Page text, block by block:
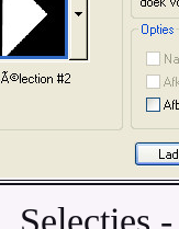
Selecties